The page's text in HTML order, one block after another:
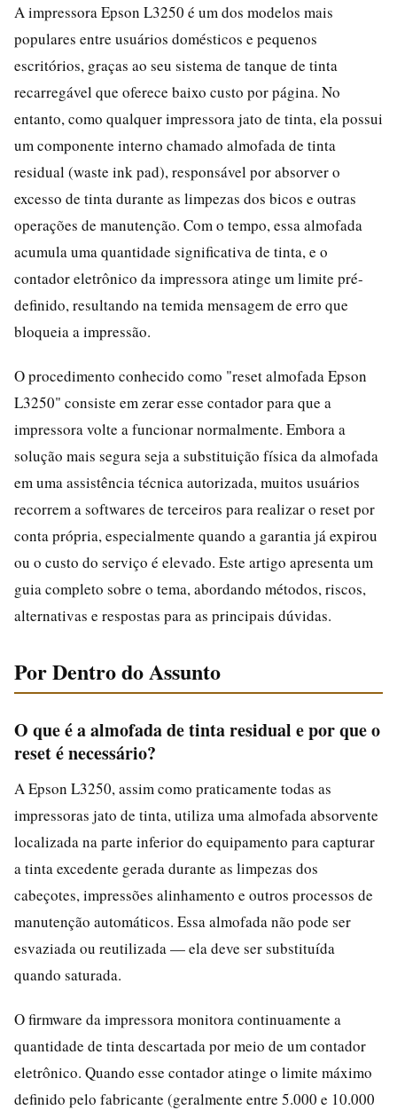
A impressora Epson L3250 é um dos modelos mais
populares entre usuários domésticos e pequenos
escritórios, graças ao seu sistema de tanque de tinta
recarregável que oferece baixo custo por página. No
entanto, como qualquer impressora jato de tinta, ela possui
um componente interno chamado almofada de tinta
residual (waste ink pad), responsável por absorver o
excesso de tinta durante as limpezas dos bicos e outras
operações de manutenção. Com o tempo, essa almofada
acumula uma quantidade significativa de tinta, e o
contador eletrônico da impressora atinge um limite pré-
definido, resultando na temida mensagem de erro que
bloqueia a impressão.
O procedimento conhecido como "reset almofada Epson
L3250" consiste em zerar esse contador para que a
impressora volte a funcionar normalmente. Embora a
solução mais segura seja a substituição física da almofada
em uma assistência técnica autorizada, muitos usuários
recorrem a softwares de terceiros para realizar o reset por
conta própria, especialmente quando a garantia já expirou
ou o custo do serviço é elevado. Este artigo apresenta um
guia completo sobre o tema, abordando métodos, riscos,
alternativas e respostas para as principais dúvidas.
Por Dentro do Assunto
O que é a almofada de tinta residual e por que o
reset é necessário?
A Epson L3250, assim como praticamente todas as
impressoras jato de tinta, utiliza uma almofada absorvente
localizada na parte inferior do equipamento para capturar
a tinta excedente gerada durante as limpezas dos
cabeçotes, impressões alinhamento e outros processos de
manutenção automáticos. Essa almofada não pode ser
esvaziada ou reutilizada — ela deve ser substituída
quando saturada.
O firmware da impressora monitora continuamente a
quantidade de tinta descartada por meio de um contador
eletrônico. Quando esse contador atinge o limite máximo
definido pelo fabricante (geralmente entre 5.000 e 10.000